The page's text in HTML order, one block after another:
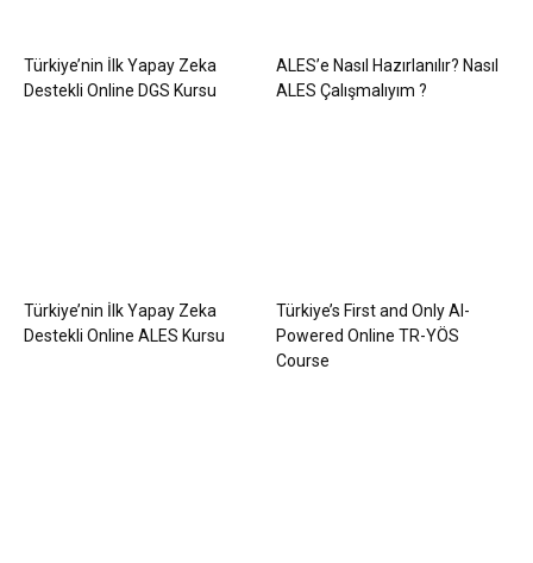
Türkiye’nin İlk Yapay Zeka
Destekli Online DGS Kursu
ALES’e Nasıl Hazırlanılır? Nasıl
ALES Çalışmalıyım ?
Türkiye’nin İlk Yapay Zeka
Destekli Online ALES Kursu
Türkiye’s First and Only AI-
Powered Online TR-YÖS
Course